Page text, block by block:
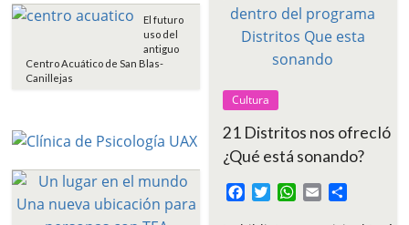
El futuro
uso del
antiguo
Centro Acuático de San Blas-
Canillejas
Cultura
21 Distritos nos ofrecIó
¿Qué está sonando?
W